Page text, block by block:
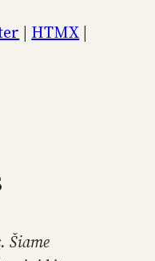
| HTMX |
Šiame